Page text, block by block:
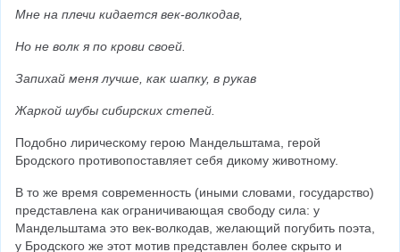
Мне на плечи кидается век-волкодав,
Но не волк я по крови своей.
Запихай меня лучше, как шапку, в рукав
Жаркой шубы сибирских степей.
Подобно лирическому герою Мандельштама, герой
Бродского противопоставляет себя дикому животному.
В то же время современность (иными словами, государство)
представлена как ограничивающая свободу сила: у
Мандельштама это век-волкодав, желающий погубить поэта,
у Бродского же этот мотив представлен более скрыто и